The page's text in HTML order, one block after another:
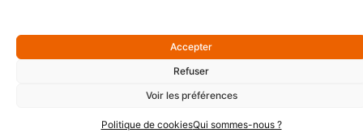
Accepter
Refuser
Voir les préférences
Politique de cookiesQui sommes-nous ?
Partenaires Argent